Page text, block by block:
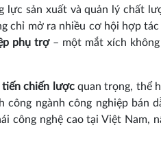
lực sản xuất và quản lý chất
chỉ mở ra nhiều cơ hội hợp
phụ trợ– một mắt xích
tiến chiến lượcquan trọng, thể
công ngành công nghiệp bán
công nghệ cao tại Việt Nam,